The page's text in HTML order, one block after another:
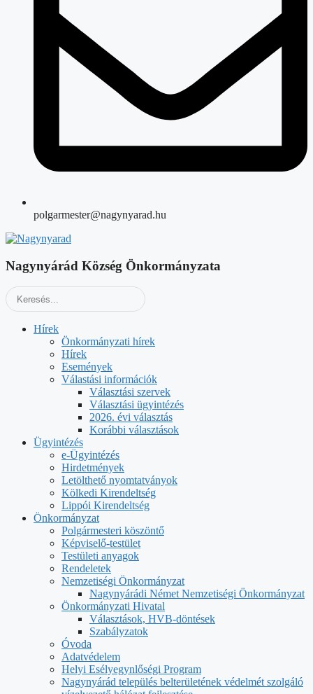
polgarmester@nagynyarad.hu
Nagynyárád Község Önkormányzata
Hírek
Önkormányzati hírek
Hírek
Események
Válastási információk
Választási szervek
Választási ügyintézés
2026. évi választás
Korábbi választások
Ügyintézés
e-Ügyintézés
Hirdetmények
Letölthető nyomtatványok
Kölkedi Kirendeltség
Lippói Kirendeltség
Önkormányzat
Polgármesteri köszöntő
Képviselő-testület
Testületi anyagok
Rendeletek
Nemzetiségi Önkormányzat
Nagynyárádi Német Nemzetiségi Önkormányzat
Önkormányzati Hivatal
Választások, HVB-döntések
Szabályzatok
Óvoda
Adatvédelem
Helyi Esélyegynlőségi Program
Nagynyárád település belterületének védelmét szolgáló